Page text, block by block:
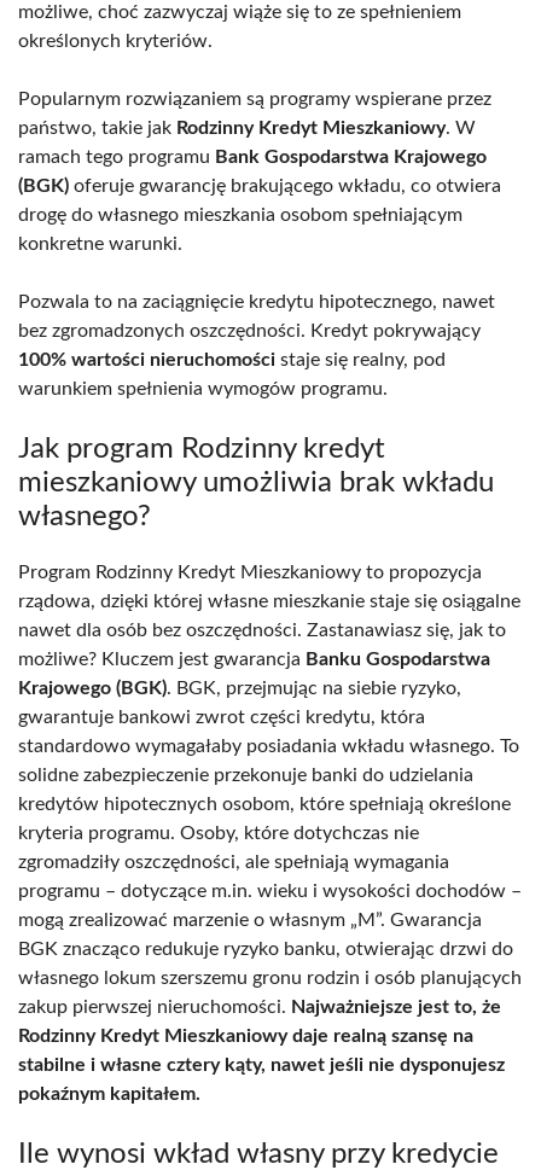
możliwe, choć zazwyczaj wiąże się to ze spełnieniem
określonych kryteriów.
Popularnym rozwiązaniem są programy wspierane przez
państwo, takie jak Rodzinny Kredyt Mieszkaniowy. W
ramach tego programu Bank Gospodarstwa Krajowego
(BGK) oferuje gwarancję brakującego wkładu, co otwiera
drogę do własnego mieszkania osobom spełniającym
konkretne warunki.
Pozwala to na zaciągnięcie kredytu hipotecznego, nawet
bez zgromadzonych oszczędności. Kredyt pokrywający
100% wartości nieruchomości staje się realny, pod
warunkiem spełnienia wymogów programu.
Jak program Rodzinny kredyt
mieszkaniowy umożliwia brak wkładu
własnego?
Program Rodzinny Kredyt Mieszkaniowy to propozycja
rządowa, dzięki której własne mieszkanie staje się osiągalne
nawet dla osób bez oszczędności. Zastanawiasz się, jak to
możliwe? Kluczem jest gwarancja Banku Gospodarstwa
Krajowego (BGK). BGK, przejmując na siebie ryzyko,
gwarantuje bankowi zwrot części kredytu, która
standardowo wymagałaby posiadania wkładu własnego. To
solidne zabezpieczenie przekonuje banki do udzielania
kredytów hipotecznych osobom, które spełniają określone
kryteria programu. Osoby, które dotychczas nie
zgromadziły oszczędności, ale spełniają wymagania
programu – dotyczące m.in. wieku i wysokości dochodów –
mogą zrealizować marzenie o własnym „M”. Gwarancja
BGK znacząco redukuje ryzyko banku, otwierając drzwi do
własnego lokum szerszemu gronu rodzin i osób planujących
zakup pierwszej nieruchomości. Najważniejsze jest to, że
Rodzinny Kredyt Mieszkaniowy daje realną szansę na
stabilne i własne cztery kąty, nawet jeśli nie dysponujesz
pokaźnym kapitałem.
Ile wynosi wkład własny przy kredycie